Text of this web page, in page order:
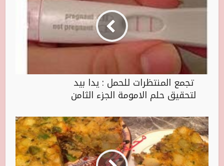
تجمع المنتظرات للحمل : يدا بيد
لتحقيق حلم الامومة الجزء الثامن